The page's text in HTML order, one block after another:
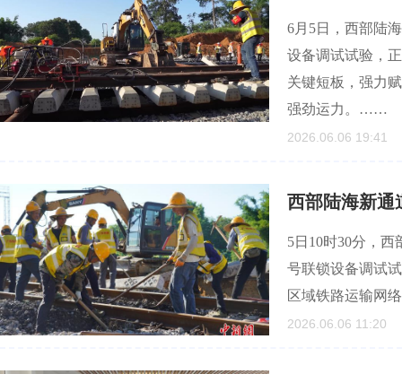
6月5日，西部陆
设备调试试验，
关键短板，强力
强劲运力。……
2026.06.06 19:41
西部陆海新通
5日10时30分，
号联锁设备调试
区域铁路运输网
2026.06.06 11:20